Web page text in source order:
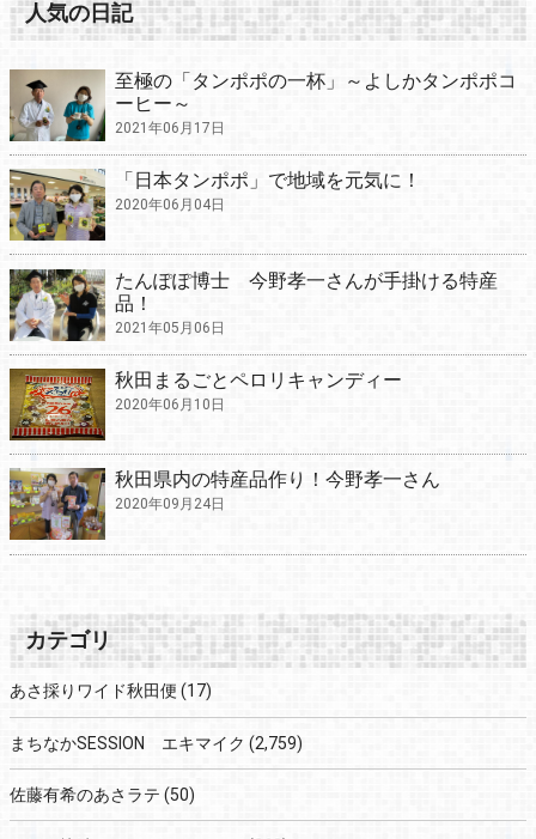
人気の日記
至極の「タンポポの一杯」～よしかタンポポコ
ーヒー～
2021年06月17日
「日本タンポポ」で地域を元気に！
2020年06月04日
たんぽぽ博士 今野孝一さんが手掛ける特産
品！
2021年05月06日
秋田まるごとペロリキャンディー
2020年06月10日
秋田県内の特産品作り！今野孝一さん
2020年09月24日
カテゴリ
あさ採りワイド秋田便 (17)
まちなかSESSION エキマイク (2,759)
佐藤有希のあさラテ (50)